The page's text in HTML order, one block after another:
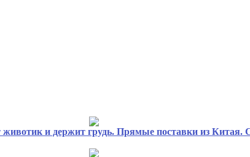
животик и держит грудь. Прямые поставки из Китая.